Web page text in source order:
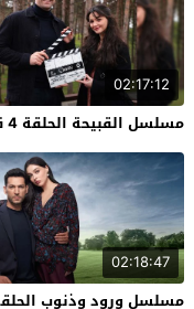
02:17:12
مسلسل القبيحة الحلقة 4 قرمزي
02:18:47